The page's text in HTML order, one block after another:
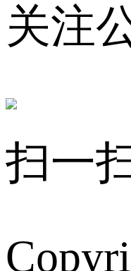
关注
扫一